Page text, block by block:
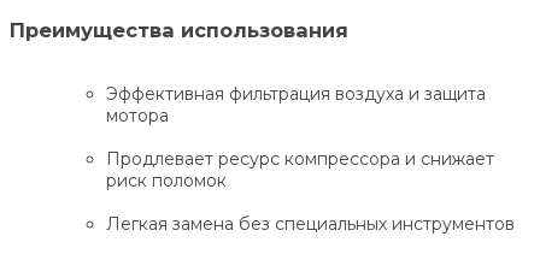
Преимущества использования
Эффективная фильтрация воздуха и защита
мотора
Продлевает ресурс компрессора и снижает
риск поломок
Легкая замена без специальных инструментов